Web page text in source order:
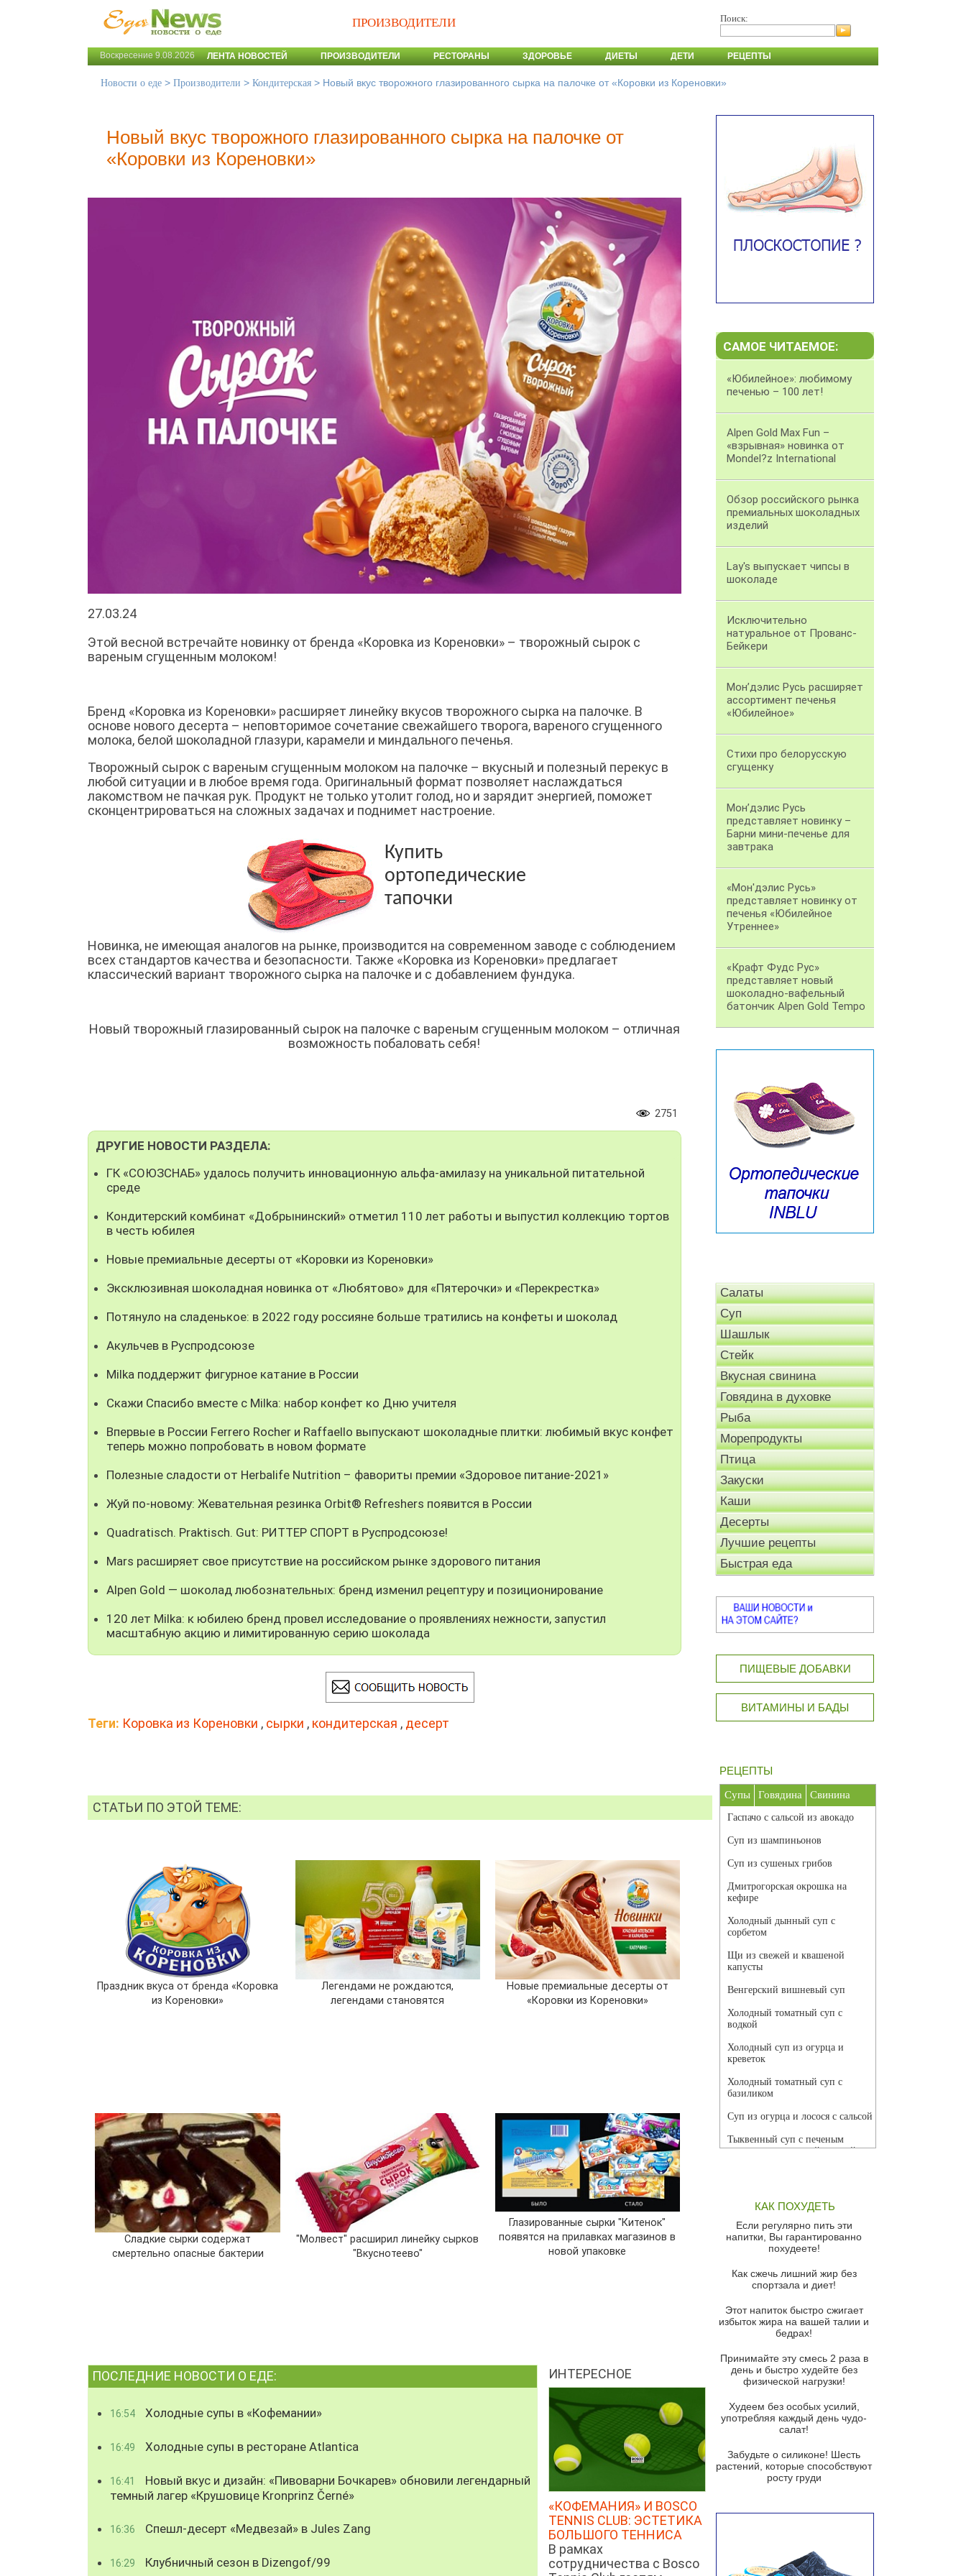
ПРОИЗВОДИТЕЛИ Поиск:
Воскресение 9.08.2026 ЛЕНТА НОВОСТЕЙ ПРОИЗВОДИТЕЛИ РЕСТОРАНЫ ЗДОРОВЬЕ ДИЕТЫ ДЕТИ РЕЦЕПТЫ
Новости о еде > Производители > Кондитерская > Новый вкус творожного глазированного сырка на палочке от «Коровки из Кореновки»
Новый вкус творожного глазированного сырка на палочке от
«Коровки из Кореновки»
27.03.24
Этой весной встречайте новинку от бренда «Коровка из Кореновки» – творожный сырок с
вареным сгущенным молоком!
Бренд «Коровка из Кореновки» расширяет линейку вкусов творожного сырка на палочке. В
основе нового десерта – неповторимое сочетание свежайшего творога, вареного сгущенного
молока, белой шоколадной глазури, карамели и миндального печенья.
Творожный сырок с вареным сгущенным молоком на палочке – вкусный и полезный перекус в
любой ситуации и в любое время года. Оригинальный формат позволяет наслаждаться
лакомством не пачкая рук. Продукт не только утолит голод, но и зарядит энергией, поможет
сконцентрироваться на сложных задачах и поднимет настроение.
Купить
ортопедические
тапочки
Новинка, не имеющая аналогов на рынке, производится на современном заводе с соблюдением
всех стандартов качества и безопасности. Также «Коровка из Кореновки» предлагает
классический вариант творожного сырка на палочке и с добавлением фундука.
Новый творожный глазированный сырок на палочке с вареным сгущенным молоком ­– отличная
возможность побаловать себя!
2751
ДРУГИЕ НОВОСТИ РАЗДЕЛА:
ГК «СОЮЗСНАБ» удалось получить инновационную альфа-амилазу на уникальной питательной
среде
Кондитерский комбинат «Добрынинский» отметил 110 лет работы и выпустил коллекцию тортов
в честь юбилея
Новые премиальные десерты от «Коровки из Кореновки»
Эксклюзивная шоколадная новинка от «Любятово» для «Пятерочки» и «Перекрестка»
Потянуло на сладенькое: в 2022 году россияне больше тратились на конфеты и шоколад
Акульчев в Руспродсоюзе
Milka поддержит фигурное катание в России
Скажи Спасибо вместе с Milka: набор конфет ко Дню учителя
Впервые в России Ferrero Rocher и Raffaello выпускают шоколадные плитки: любимый вкус конфет
теперь можно попробовать в новом формате
Полезные сладости от Herbalife Nutrition – фавориты премии «Здоровое питание-2021»
Жуй по-новому: Жевательная резинка Orbit® Refreshers появится в России
Quadratisch. Praktisch. Gut: РИТТЕР СПОРТ в Руспродсоюзе!
Mars расширяет свое присутствие на российском рынке здорового питания
Alpen Gold — шоколад любознательных: бренд изменил рецептуру и позиционирование
120 лет Milka: к юбилею бренд провел исследование о проявлениях нежности, запустил
масштабную акцию и лимитированную серию шоколада
Теги: Коровка из Кореновки , сырки , кондитерская , десерт
СТАТЬИ ПО ЭТОЙ ТЕМЕ:
Праздник вкуса от бренда «Коровка
из Кореновки»
Легендами не рождаются,
легендами становятся
Новые премиальные десерты от
«Коровки из Кореновки»
Сладкие сырки содержат
смертельно опасные бактерии
"Молвест" расширил линейку сырков
"Вкуснотеево"
Глазированные сырки "Китенок"
появятся на прилавках магазинов в
новой упаковке
ПОСЛЕДНИЕ НОВОСТИ О ЕДЕ:
16:54 Холодные супы в «Кофемании»
16:49 Холодные супы в ресторане Atlantica
16:41
Новый вкус и дизайн: «Пивоварни Бочкарев» обновили легендарный
темный лагер «Крушовице Kronprinz Černé»
16:36 Спешл-десерт «Медвезай» в Jules Zang
16:29 Клубничный сезон в Dizengof/99
ИНТЕРЕСНОЕ
«КОФЕМАНИЯ» И BOSCO
TENNIS CLUB: ЭСТЕТИКА
БОЛЬШОГО ТЕННИСА
В рамках
сотрудничества с Bosco
САМОЕ ЧИТАЕМОЕ:
«Юбилейное»: любимому
печенью – 100 лет!
Alpen Gold Max Fun –
«взрывная» новинка от
Mondel?z International
Обзор российского рынка
премиальных шоколадных
изделий
Lay's выпускает чипсы в
шоколаде
Исключительно
натуральное от Прованс-
Бейкери
Мон’дэлис Русь расширяет
ассортимент печенья
«Юбилейное»
Стихи про белорусскую
сгущенку
Мон’дэлис Русь
представляет новинку –
Барни мини-печенье для
завтрака
«Мон'дэлис Русь»
представляет новинку от
печенья «Юбилейное
Утреннее»
«Крафт Фудс Рус»
представляет новый
шоколадно-вафельный
батончик Alpen Gold Tempo
Салаты
Суп
Шашлык
Стейк
Вкусная свинина
Говядина в духовке
Рыба
Морепродукты
Птица
Закуски
Каши
Десерты
Лучшие рецепты
Быстрая еда
ПИЩЕВЫЕ ДОБАВКИ
ВИТАМИНЫ И БАДЫ
РЕЦЕПТЫ
Супы Говядина Свинина
Гаспачо с сальсой из авокадо
Суп из шампиньонов
Суп из сушеных грибов
Дмитрогорская окрошка на
кефире
Холодный дынный суп с
сорбетом
Щи из свежей и квашеной
капусты
Венгерский вишневый суп
Холодный томатный суп с
водкой
Холодный суп из огурца и
креветок
Холодный томатный суп с
базиликом
Суп из огурца и лосося с сальсой
Тыквенный суп с печеным
чесноком и томатной сальсой
красного перца
Парижский луковый суп
Суп из спаржи и горошка с
Суп-крем из цветной капусты
Французский луковый суп
Суп из баклажанов с моцареллой
Грибной крем-суп с кростини с
козьим сыром
Суп мисо с зеленым луком и
тофу
из рукколы
Португальский чесночный суп с
Ирландский картофельный суп
КАК ПОХУДЕТЬ
Если регулярно пить эти
напитки, Вы гарантированно
похудеете!
Как сжечь лишний жир без
спортзала и диет!
Этот напиток быстро сжигает
избыток жира на вашей талии и
бедрах!
Принимайте эту смесь 2 раза в
день и быстро худейте без
физической нагрузки!
Худеем без особых усилий,
употребляя каждый день чудо-
салат!
Забудьте о силиконе! Шесть
растений, которые способствуют
росту груди